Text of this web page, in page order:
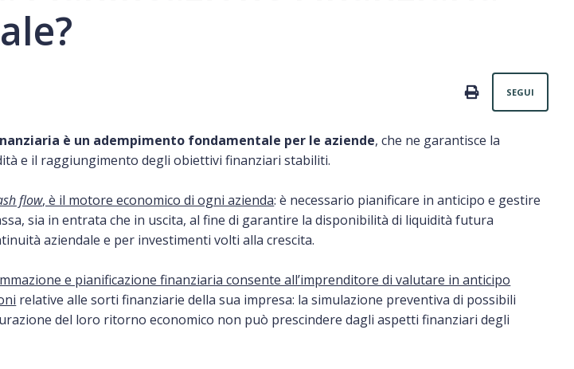
PRINT
SEGUI
è un adempimento fondamentale per le aziende, che ne garantisce la
e il raggiungimento degli obiettivi finanziari stabiliti.
flow, è il motore economico di ogni azienda: è necessario pianificare in anticipo e gestire
sia in entrata che in uscita, al fine di garantire la disponibilità di liquidità futura
aziendale e per investimenti volti alla crescita.
e pianificazione finanziaria consente all’imprenditore di valutare in anticipo
relative alle sorti finanziarie della sua impresa: la simulazione preventiva di possibili
del loro ritorno economico non può prescindere dagli aspetti finanziari degli